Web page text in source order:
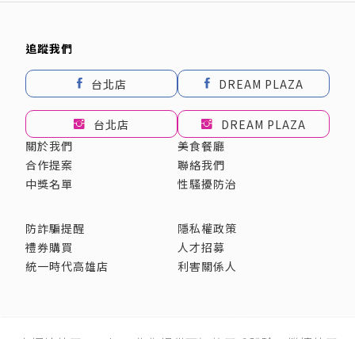
追蹤我們
台北店 DREAM PLAZA
台北店
DREAM PLAZA
關於我們
美食餐廳
合作提案
聯絡我們
中獎名單
性騷擾防治
防詐騙提醒
隱私權政策
禮券購買
人才招募
統一時代高雄店
利害關係人